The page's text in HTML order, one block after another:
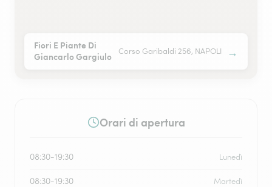
Fiori E Piante Di
Giancarlo Gargiulo
Corso Garibaldi 256, NAPOLI →
Orari di apertura
08:30-19:30 Lunedì
08:30-19:30 Martedì